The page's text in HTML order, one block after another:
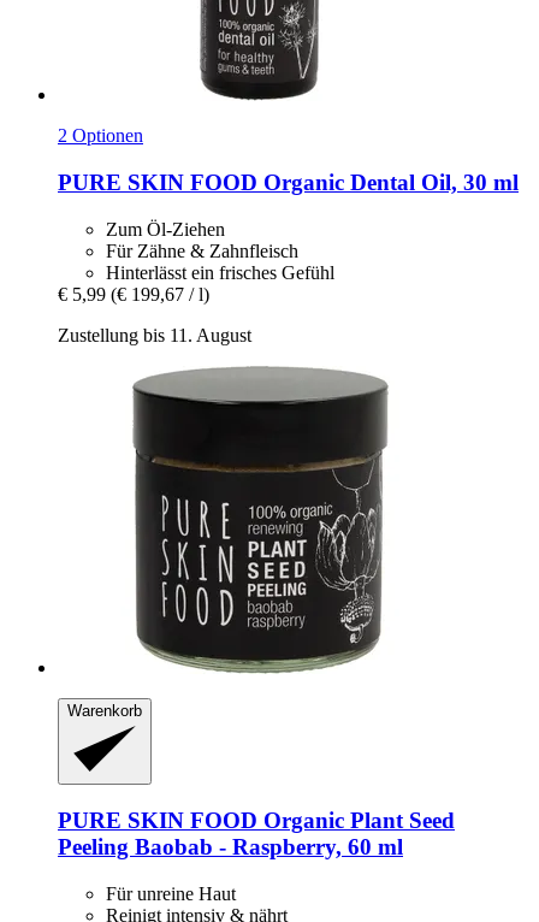
2 Optionen
PURE SKIN FOOD Organic Dental Oil, 30 ml
Zum Öl-Ziehen
Für Zähne & Zahnfleisch
Hinterlässt ein frisches Gefühl
€ 5,99 (€ 199,67 / l)
Zustellung bis 11. August
Warenkorb
PURE SKIN FOOD Organic Plant Seed
Peeling Baobab -​ Raspberry, 60 ml
Für unreine Haut
Reinigt intensiv & nährt